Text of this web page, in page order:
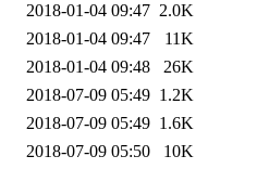
2018-01-04 09:47 2.0K
2018-01-04 09:47
11K
2018-01-04 09:48
26K
2018-07-09 05:49 1.2K
2018-07-09 05:49 1.6K
2018-07-09 05:50
10K